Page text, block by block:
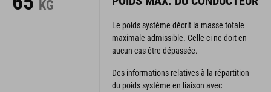
KG
Le poids système décrit la masse totale
maximale admissible. Celle-ci ne doit en
aucun cas être dépassée.
Des informations relatives à la répartition
du poids système en liaison avec